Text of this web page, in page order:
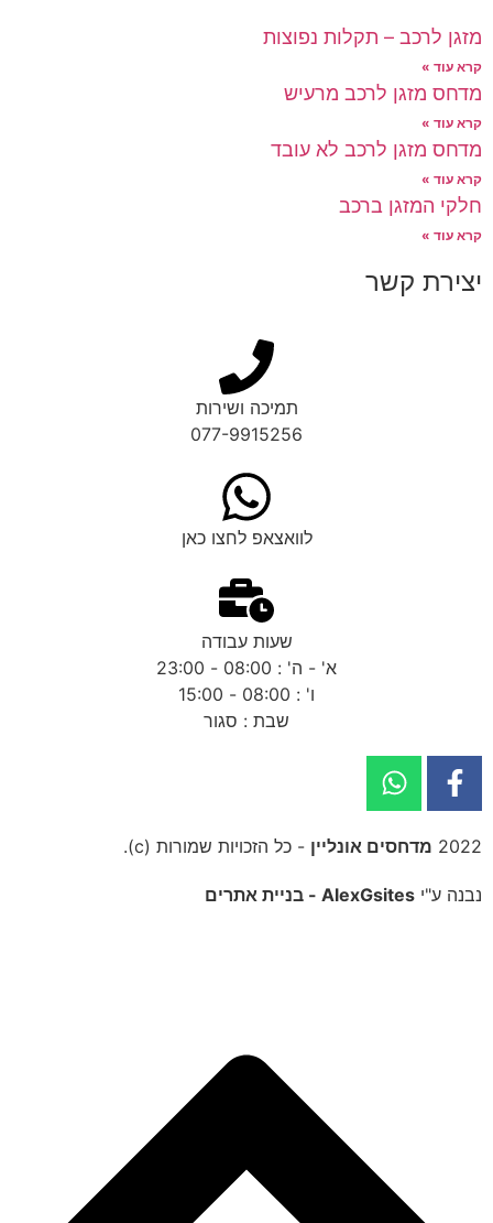
מזגן לרכב – תקלות נפוצות
קרא עוד »
מדחס מזגן לרכב מרעיש
קרא עוד »
מדחס מזגן לרכב לא עובד
קרא עוד »
חלקי המזגן ברכב
קרא עוד »
יצירת קשר
תמיכה ושירות
077-9915256
לוואצאפ לחצו כאן
שעות עבודה
א' - ה' : 08:00 - 23:00
ו' : 08:00 - 15:00
שבת : סגור
נבנה ע"י AlexGsites - בניית אתרים
2022 מדחסים אונליין - כל הזכויות שמורות (c).